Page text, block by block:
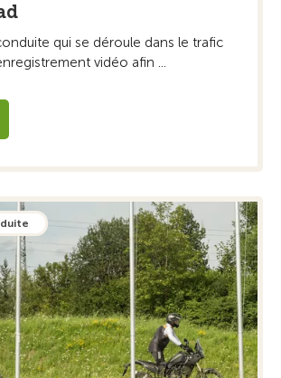
qui se déroule dans le trafic
vidéo afin ...